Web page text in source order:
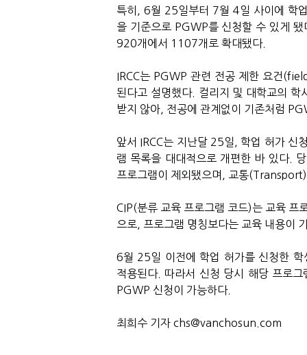
특히, 6월 25일부터 7월 4일 사이에 학
을 기준으로 PGWP를 신청할 수 있게
920개에서 1107개로 확대됐다.
IRCC는 PGWP 관련 전공 제한 요건
된다고 설명했다. 컬리지 및 대학교의 학
받지 않아, 전공에 관계없이 기존처럼
앞서 IRCC는 지난달 25일, 학업 허가
램 목록을 대대적으로 개편한 바 있다.
프로그램이 제외됐으며, 교통
CIP(분류 교육 프로그램 코드)는 교육 프
으로, 프로그램 명칭보다는 교육 내용이
6월 25일 이전에 학업 허가를 신청한
적용된다. 따라서 신청 당시 해당 프로
PGWP 신청이 가능하다.
최희수 기자 chs@vanchosun.com